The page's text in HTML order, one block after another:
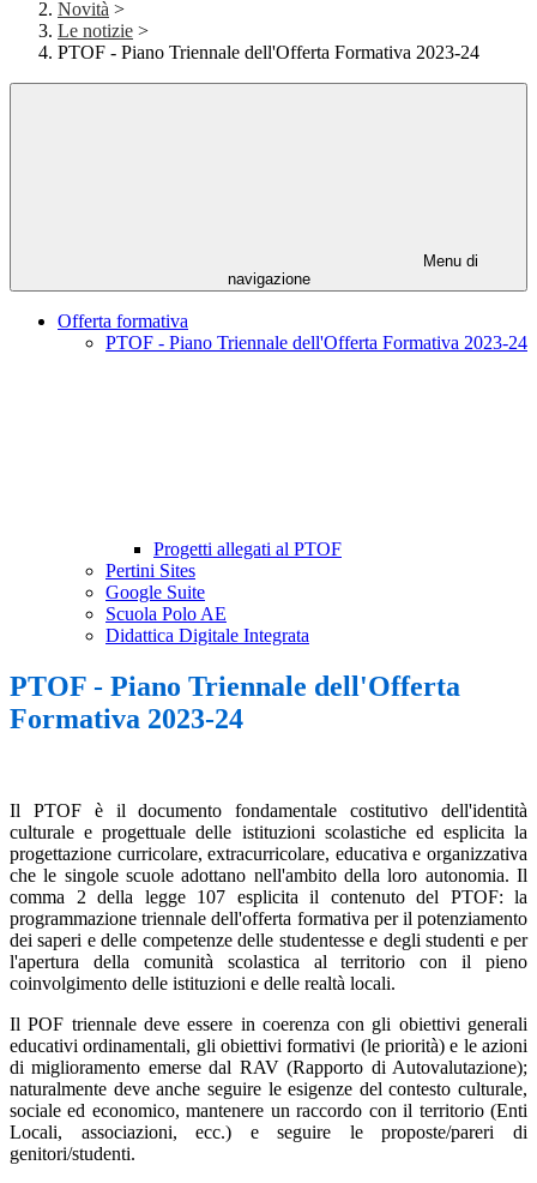
Novità >
Le notizie >
PTOF - Piano Triennale dell'Offerta Formativa 2023-24
Menu di
navigazione
Offerta formativa
PTOF - Piano Triennale dell'Offerta Formativa 2023-24
Progetti allegati al PTOF
Pertini Sites
Google Suite
Scuola Polo AE
Didattica Digitale Integrata
PTOF - Piano Triennale dell'Offerta
Formativa 2023-24
Il PTOF è il documento fondamentale costitutivo dell'identità
culturale e progettuale delle istituzioni scolastiche ed esplicita la
progettazione curricolare, extracurricolare, educativa e organizzativa
che le singole scuole adottano nell'ambito della loro autonomia. Il
comma 2 della legge 107 esplicita il contenuto del PTOF: la
programmazione triennale dell'offerta formativa per il potenziamento
dei saperi e delle competenze delle studentesse e degli studenti e per
l'apertura della comunità scolastica al territorio con il pieno
coinvolgimento delle istituzioni e delle realtà locali.
Il POF triennale deve essere in coerenza con gli obiettivi generali
educativi ordinamentali, gli obiettivi formativi (le priorità) e le azioni
di miglioramento emerse dal RAV (Rapporto di Autovalutazione);
naturalmente deve anche seguire le esigenze del contesto culturale,
sociale ed economico, mantenere un raccordo con il territorio (Enti
Locali, associazioni, ecc.) e seguire le proposte/pareri di
genitori/studenti.